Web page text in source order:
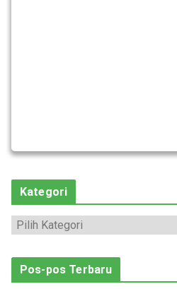
Kategori
t
Pos-pos Terbaru